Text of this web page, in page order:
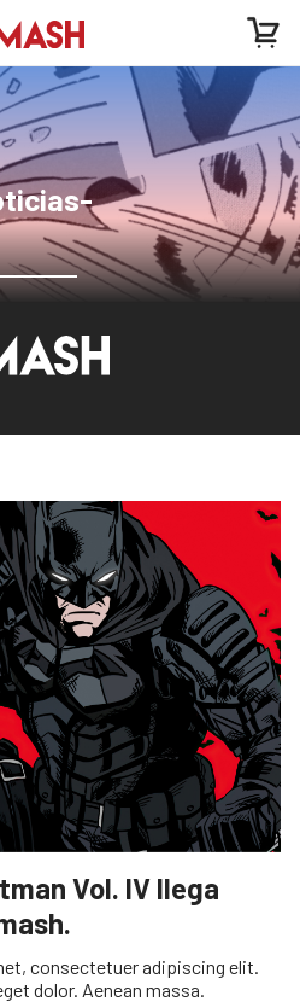
Vol. IV llega
consectetuer adipiscing elit.
dolor. Aenean massa.